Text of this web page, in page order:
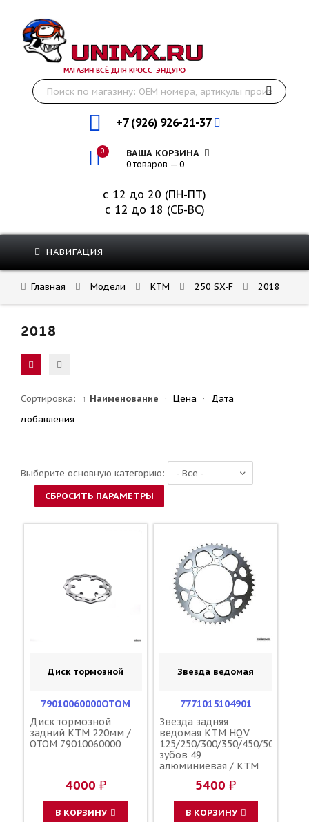
МАГАЗИН ВСЁ ДЛЯ КРОСС-ЭНДУРО
+7 (926) 926-21-37
0 ВАША КОРЗИНА
0 товаров — 0
с 12 до 20 (ПН-ПТ)
с 12 до 18 (СБ-ВС)
НАВИГАЦИЯ
Главная Модели KTM 250 SX-F 2018
2018
Сортировка: ↑ Наименование · Цена ·
Дата
добавления
Выберите основную категорию:
Диск тормозной
79010060000OTOM
Диск тормозной
задний KTM 220мм /
OTOM 79010060000
4000 ₽
В КОРЗИНУ
Звезда ведомая
7771015104901
Звезда задняя
ведомая KTM HQV
125/250/300/350/450/500
зубов 49
алюминиевая / KTM
5400 ₽
В КОРЗИНУ